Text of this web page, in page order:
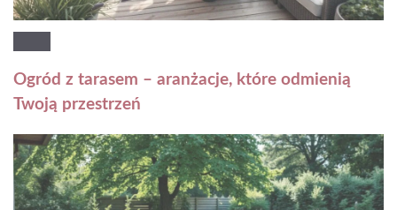
Ogród z tarasem – aranżacje, które odmienią
Twoją przestrzeń